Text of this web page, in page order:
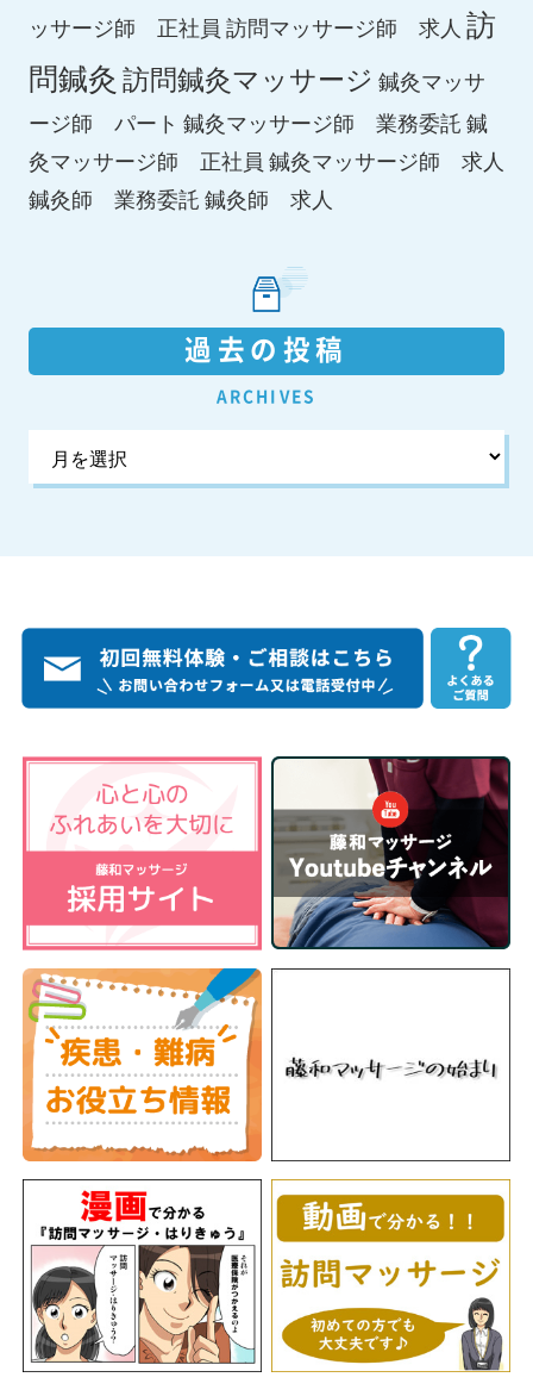
ッサージ師 正社員 訪問マッサージ師 求人 訪
問鍼灸 訪問鍼灸マッサージ 鍼灸マッサ
ージ師 パート 鍼灸マッサージ師 業務委託 鍼
灸マッサージ師 正社員 鍼灸マッサージ師 求人
鍼灸師 業務委託 鍼灸師 求人
過去の投稿
ARCHIVES